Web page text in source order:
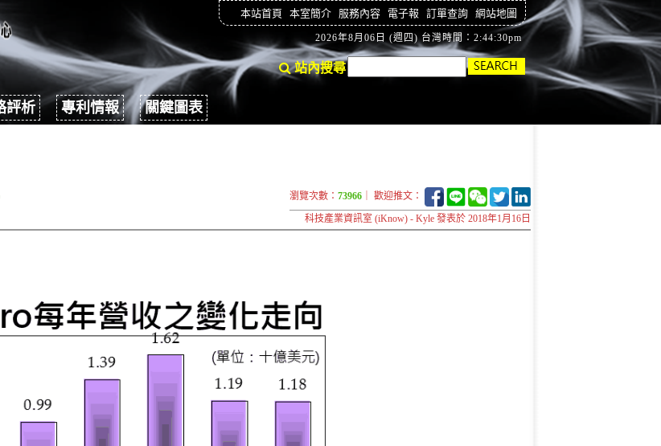
本站首頁 本室簡介 服務內容 電子報 訂單查詢 網站地圖
2026年8月06日 (週四) 台灣時間：2:44:30pm
站內搜尋
評析 專利情報 關鍵圖表
瀏覽次數： 73966 ｜ 歡迎推文：
科技產業資訊室 (iKnow) - Kyle 發表於 2018年1月16日